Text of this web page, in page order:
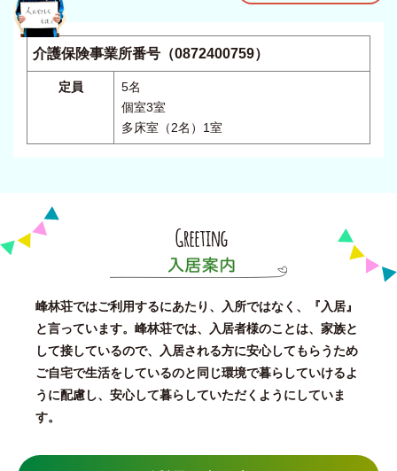
介護保険事業所番号（0872400759）
定員
5名
個室3室
多床室（2名）1室
峰林荘ではご利用するにあたり、入所ではなく、『入居』
と言っています。 峰林荘では、入居者様のことは、家族と
して接しているので、
入居される方に安心してもらうため
ご自宅で生活をしているのと同じ環境で暮らしていけるよ
うに配慮し、安心して暮らしていただくようにしていま
す。